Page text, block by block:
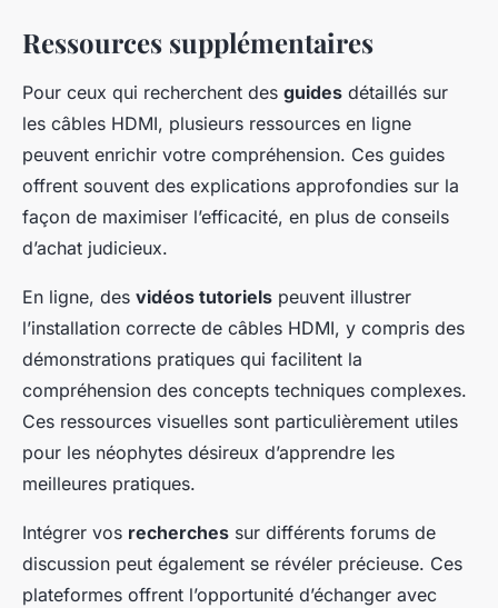
Ressources supplémentaires
Pour ceux qui recherchent des guides détaillés sur
les câbles HDMI, plusieurs ressources en ligne
peuvent enrichir votre compréhension. Ces guides
offrent souvent des explications approfondies sur la
façon de maximiser l’efficacité, en plus de conseils
d’achat judicieux.
En ligne, des vidéos tutoriels peuvent illustrer
l’installation correcte de câbles HDMI, y compris des
démonstrations pratiques qui facilitent la
compréhension des concepts techniques complexes.
Ces ressources visuelles sont particulièrement utiles
pour les néophytes désireux d’apprendre les
meilleures pratiques.
Intégrer vos recherches sur différents forums de
discussion peut également se révéler précieuse. Ces
plateformes offrent l’opportunité d’échanger avec